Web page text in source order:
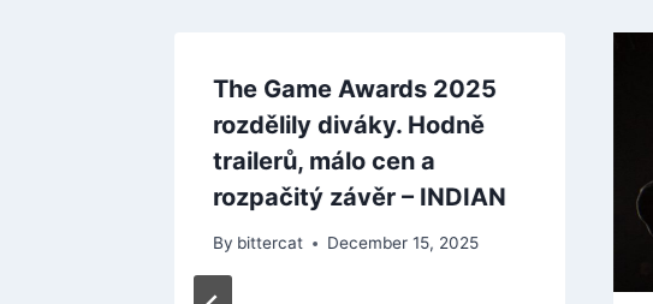
The Game Awards 2025
rozdělily diváky. Hodně
trailerů, málo cen a
rozpačitý závěr – INDIAN
By bittercat December 15, 2025